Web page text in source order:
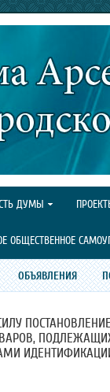
ДУМЫ
ОБЩЕСТВЕННОЕ
ОБЪЯВЛЕНИЯ